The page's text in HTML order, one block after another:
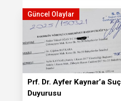
Güncel Olaylar
Prf. Dr. Ayfer Kaynar’a Suç
Duyurusu